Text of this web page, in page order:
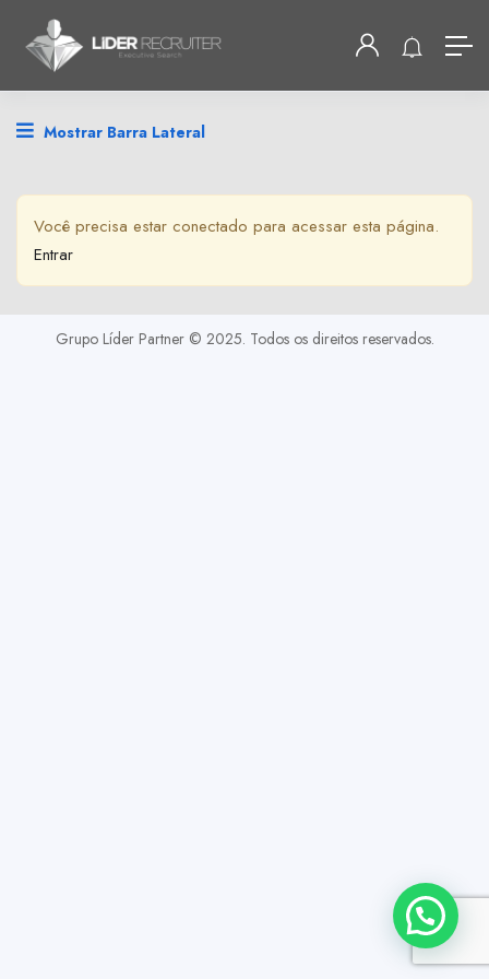
Mostrar Barra Lateral
Você precisa estar conectado para acessar esta página.
Entrar
Grupo Líder Partner © 2025. Todos os direitos reservados.